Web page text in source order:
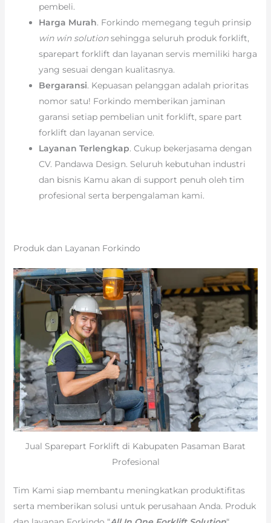
pembeli.
Harga Murah. Forkindo memegang teguh prinsip
win win solutionsehingga seluruh produk forklift,
sparepart forklift dan layanan servis memiliki harga
yang sesuai dengan kualitasnya.
Bergaransi. Kepuasan pelanggan adalah prioritas
nomor satu! Forkindo memberikan jaminan
garansi setiap pembelian unit forklift, spare part
forklift dan layanan service.
Layanan Terlengkap. Cukup bekerjasama dengan
CV. Pandawa Design. Seluruh kebutuhan industri
dan bisnis Kamu akan di support penuh oleh tim
profesional serta berpengalaman kami.
Produk dan Layanan Forkindo
Jual Sparepart Forklift di Kabupaten Pasaman Barat
Profesional
Tim Kami siap membantu meningkatkan produktifitas
serta memberikan solusi untuk perusahaan Anda. Produk